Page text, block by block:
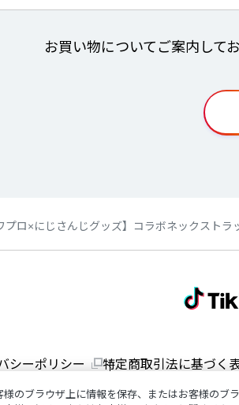
お買い物についてご案内して
プロ×にじさんじグッズ】コラボネックストラ
シーポリシー 特定商取引法に基づく
のブラウザ上に情報を保存、またはお客様のブ